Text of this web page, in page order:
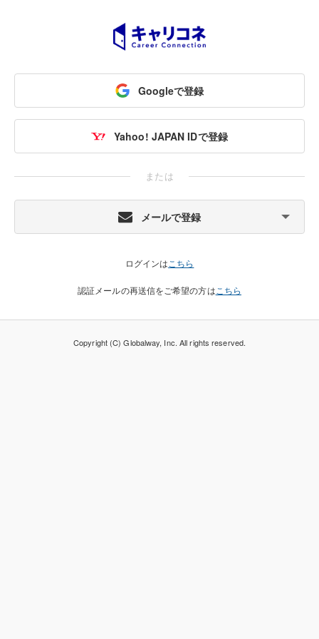
Googleで登録
Yahoo! JAPAN IDで登録
または
メールで登録
ログインは こちら
認証メールの再送信をご希望の方は こちら
Copyright (C) Globalway, Inc. All rights reserved.